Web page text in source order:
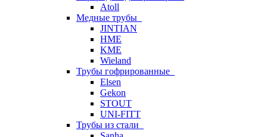
Atoll
Медные трубы
JINTIAN
HME
KME
Wieland
Трубы гофрированные
Elsen
Gekon
STOUT
UNI-FITT
Трубы из стали